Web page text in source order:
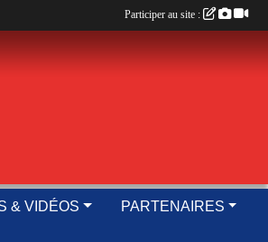
& VIDÉOS PARTENAIRES
Participer au site :